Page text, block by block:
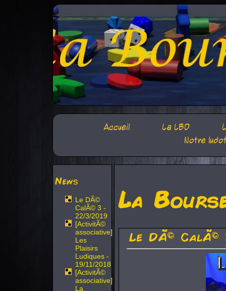
Accueil La LBD
Notre
News
Le DÃ©
CalÃ© 3 -
22/3/2019
[ActivitÃ©
associative]
Les
Plaisirs
Ludiques -
19/11/2018
[ActivitÃ©
associative]
La
La
Le DÃ© CalÃ©